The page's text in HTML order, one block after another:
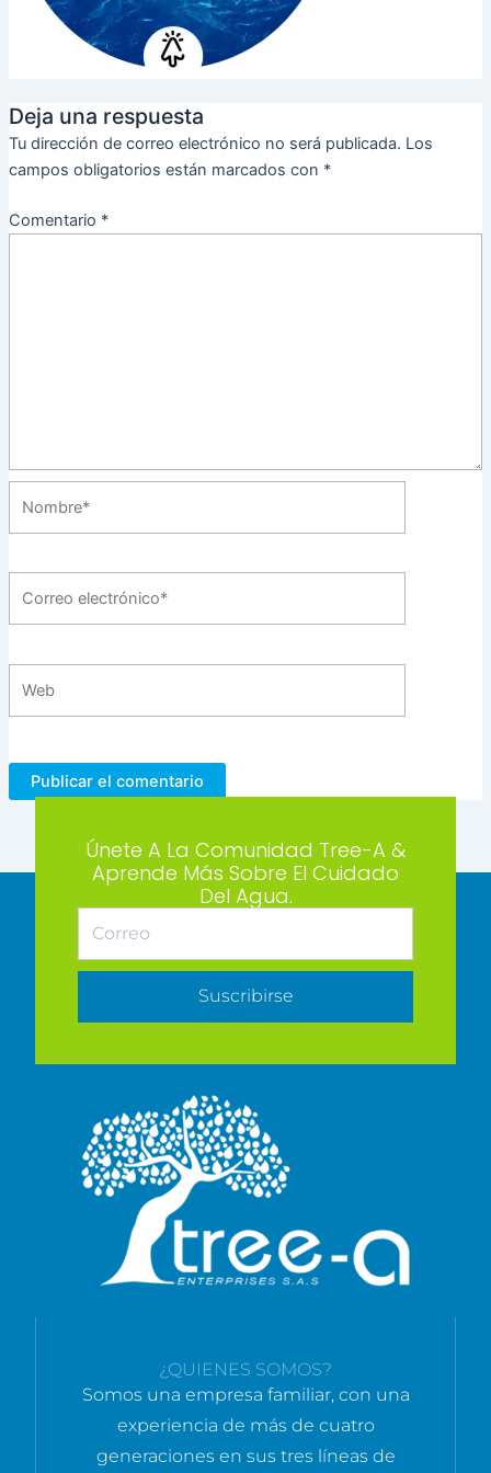
Deja una respuesta
Tu dirección de correo electrónico no será publicada. Los
campos obligatorios están marcados con *
Comentario *
Únete A La Comunidad Tree-A &
Aprende Más Sobre El Cuidado
Del Agua.
Suscribirse
¿QUIENES SOMOS?
Somos una empresa familiar, con una
experiencia de más de cuatro
generaciones en sus tres líneas de